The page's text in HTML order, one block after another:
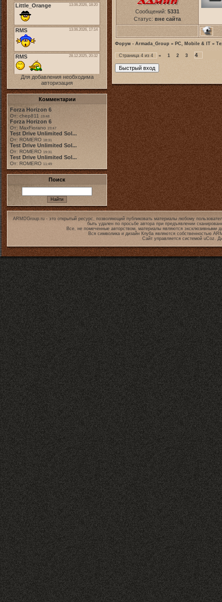
Для добавления необходима
авторизация
Комментарии
Forza Horizon 6
От: chep811 19:48
Forza Horizon 6
От: MaxFiorano 23:47
Test Drive Unlimited Sol...
От: ROMERO 18:31
Test Drive Unlimited Sol...
От: ROMERO 19:31
Test Drive Unlimited Sol...
От: ROMERO 11:49
Поиск
Сообщений: 5331
Статус: вне сайта
Форум - Armada_Group » PC, Mobile & IT »
Страница 4 из 4 « 1 2 3 4
ARMDGroup.ru - это открытый ресурс, позволяющий публиковать материалы любому
быть удален по просьбе автора при предъявлении
Все, не помеченные авторством, материалы являются эксклюзивными
Вся символика и дизайн Клуба являются собственностью
Сайт управляется системой uCoz.